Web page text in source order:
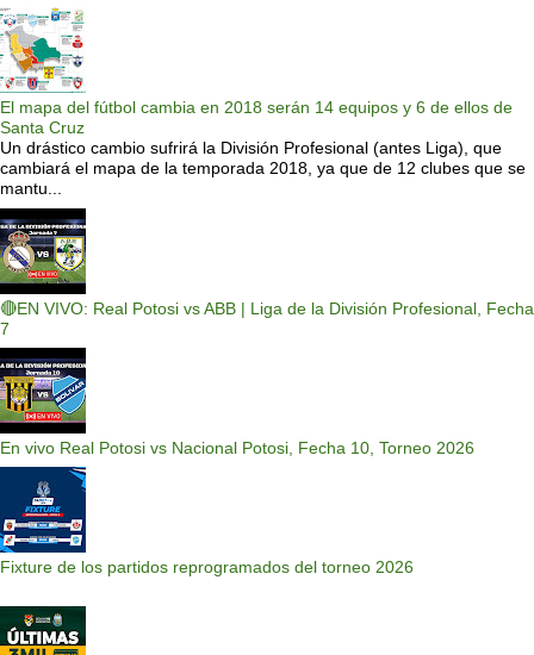
El mapa del fútbol cambia en 2018 serán 14 equipos y 6 de ellos de
Santa Cruz
Un drástico cambio sufrirá la División Profesional (antes Liga), que
cambiará el mapa de la temporada 2018, ya que de 12 clubes que se
mantu...
🔴EN VIVO: Real Potosi vs ABB | Liga de la División Profesional, Fecha
7
En vivo Real Potosi vs Nacional Potosi, Fecha 10, Torneo 2026
Fixture de los partidos reprogramados del torneo 2026